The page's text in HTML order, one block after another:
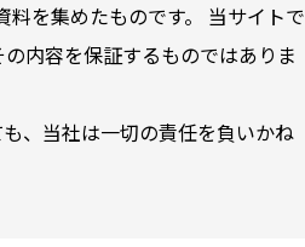
を集めたものです。 当サイトで
内容を保証するものではありま
、当社は一切の責任を負いかね